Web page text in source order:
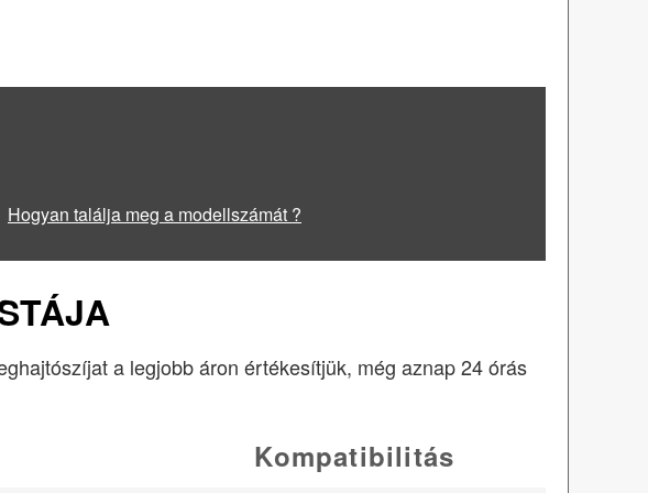
Hogyan találja meg a modellszámát ?
a legjobb áron értékesítjük, még aznap 24 órás
Kompatibilitás